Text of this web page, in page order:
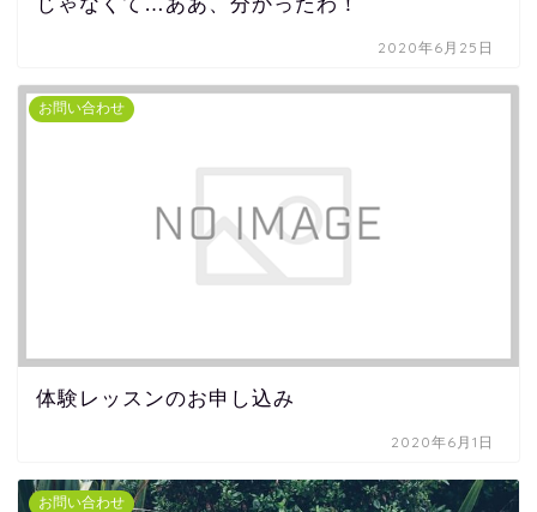
2020年6月25日
お問い合わせ
体験レッスンのお申し込み
2020年6月1日
お問い合わせ